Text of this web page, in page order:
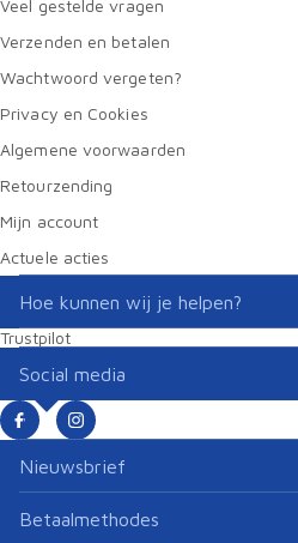
Veel gestelde vragen
Verzenden en betalen
Wachtwoord vergeten?
Privacy en Cookies
Algemene voorwaarden
Retourzending
Mijn account
Actuele acties
Hoe kunnen wij je helpen?
Trustpilot
Social media
Nieuwsbrief
Betaalmethodes